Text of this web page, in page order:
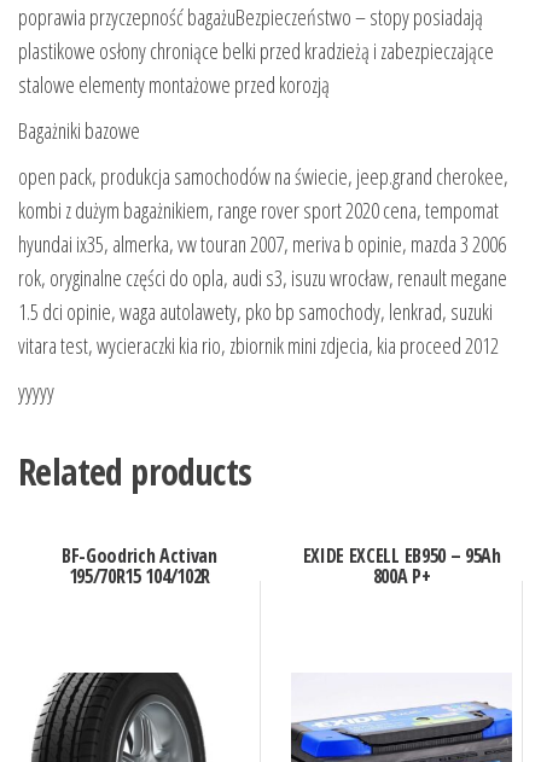
poprawia przyczepność bagażuBezpieczeństwo – stopy posiadają
plastikowe osłony chroniące belki przed kradzieżą i zabezpieczające
stalowe elementy montażowe przed korozją
Bagażniki bazowe
open pack, produkcja samochodów na świecie, jeep.grand cherokee,
kombi z dużym bagażnikiem, range rover sport 2020 cena, tempomat
hyundai ix35, almerka, vw touran 2007, meriva b opinie, mazda 3 2006
rok, oryginalne części do opla, audi s3, isuzu wrocław, renault megane
1.5 dci opinie, waga autolawety, pko bp samochody, lenkrad, suzuki
vitara test, wycieraczki kia rio, zbiornik mini zdjecia, kia proceed 2012
yyyyy
Related products
BF-Goodrich Activan
195/70R15 104/102R
EXIDE EXCELL EB950 – 95Ah
800A P+